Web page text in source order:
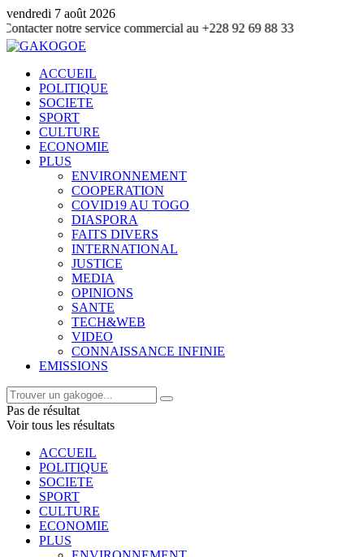
vendredi 7 août 2026
notre service commercial au +228 92 69 88 33
ACCUEIL
POLITIQUE
SOCIETE
SPORT
CULTURE
ECONOMIE
PLUS
ENVIRONNEMENT
COOPERATION
COVID19 AU TOGO
DIASPORA
FAITS DIVERS
INTERNATIONAL
JUSTICE
MEDIA
OPINIONS
SANTE
TECH&WEB
VIDEO
CONNAISSANCE INFINIE
EMISSIONS
Pas de résultat
Voir tous les résultats
ACCUEIL
POLITIQUE
SOCIETE
SPORT
CULTURE
ECONOMIE
PLUS